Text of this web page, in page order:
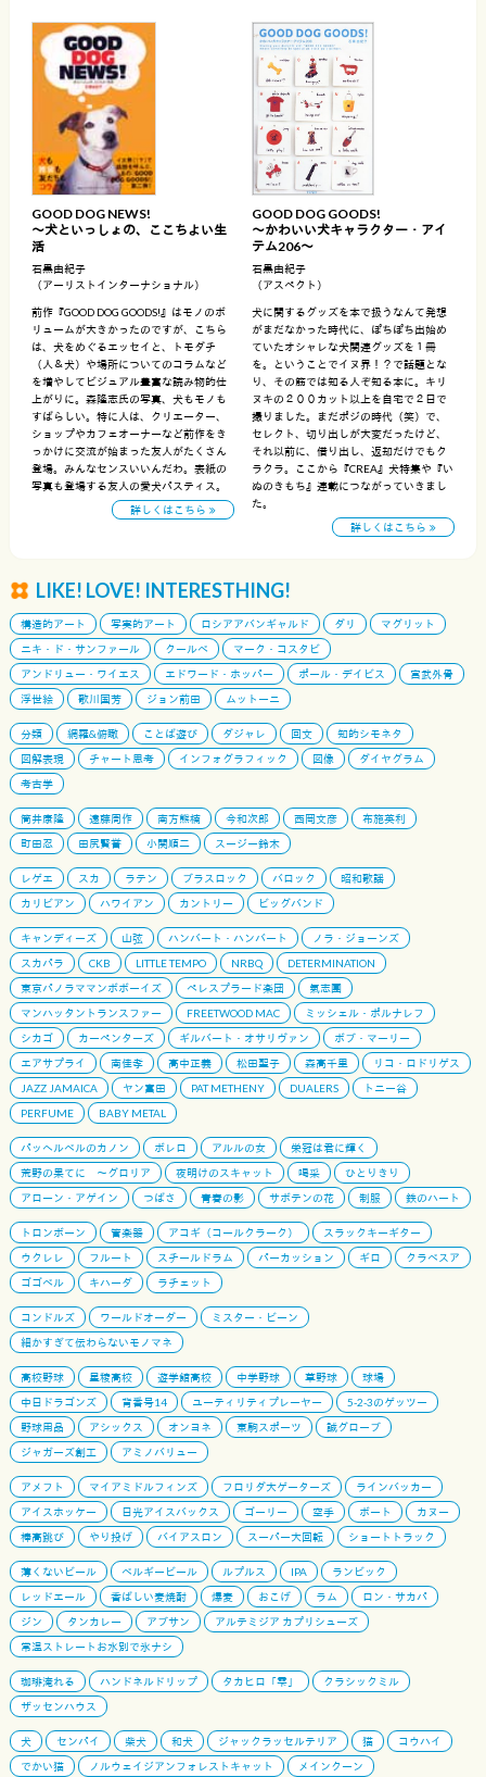
GOOD DOG NEWS!
〜犬といっしょの、ここちよい生
活
石黒由紀子
（アーリストインターナショナル）
前作『GOOD DOG GOODS!』はモノのボ
リュームが大きかったのですが、こちら
は、犬をめぐるエッセイと、トモダチ
（人＆犬）や場所についてのコラムなど
を増やしてビジュアル豊富な読み物的仕
上がりに。森隆志氏の写真、犬もモノも
すばらしい。特に人は、クリエーター、
ショップやカフェオーナーなど前作をき
っかけに交流が始まった友人がたくさん
登場。みんなセンスいいんだわ。表紙の
写真も登場する友人の愛犬パスティス。
詳しくはこちら
GOOD DOG GOODS!
〜かわいい犬キャラクター・アイ
テム206〜
石黒由紀子
（アスペクト）
犬に関するグッズを本で扱うなんて発想
がまだなかった時代に、ぽちぽち出始め
ていたオシャレな犬関連グッズを１冊
を。ということでイヌ界！？で話題とな
り、その筋では知る人ぞ知る本に。キリ
ヌキの２００カット以上を自宅で２日で
撮りました。まだポジの時代（笑）で、
セレクト、切り出しが大変だったけど、
それ以前に、借り出し、返却だけでもク
ラクラ。ここから『CREA』犬特集や『い
ぬのきもち』連載につながっていきまし
た。
詳しくはこちら
LIKE! LOVE! INTERESTHING!
構造的アート 写実的アート ロシアアバンギャルド ダリ
マグリット
ニキ・ド・サンファール
クールベ
マーク・コスタビ
アンドリュー・ワイエス
エドワード・ホッパー ポール・デイビス
宮武外骨
浮世絵
歌川国芳 ジョン前田 ムットーニ
分類 網羅&俯瞰 ことば遊び ダジャレ 回文
知的シモネタ
図解表現
チャート思考 インフォグラフィック 図像
ダイヤグラム
考古学
筒井康隆 遠藤周作 南方熊楠 今和次郎 西岡文彦
布施英利
町田忍
田尻賢誉 小関順二 スージー鈴木
レゲエ スカ ラテン ブラスロック バロック
昭和歌謡
カリビアン
ハワイアン カントリー ビッグバンド
キャンディーズ 山弦 ハンバート・ハンバート
ノラ・ジョーンズ
スカパラ
CKB LITTLE TEMPO NRBQ
DETERMINATION
東京パノラママンボボーイズ
ペレスプラード楽団
氣志團
マンハッタントランスファー
FREETWOOD MAC
ミッシェル・ポルナレフ
シカゴ
カーペンターズ ギルバート・オサリヴァン
ボブ・マーリー
エアサプライ
南佳孝 高中正義 松田聖子 森高千里
リコ・ロドリゲス
JAZZ JAMAICA
ヤン富田 PAT METHENY DUALERS
トニー谷
PERFUME
BABY METAL
パッヘルベルのカノン ボレロ アルルの女
栄冠は君に輝く
荒野の果てに 〜グロリア
夜明けのスキャット 喝采
ひとりきり
アローン・アゲイン
つばさ 青春の影 サボテンの花 制服 鉄のハート
トロンボーン 管楽器 アコギ（コールクラーク）
スラックキーギター
ウクレレ
フルート スチールドラム パーカッション ギロ
クラベスア
ゴゴベル
キハーダ ラチェット
コンドルズ ワールドオーダー
ミスター・ビーン
細かすぎて伝わらないモノマネ
高校野球 星稜高校 遊学館高校 中学野球 草野球
球場
中日ドラゴンズ
背番号14 ユーティリティプレーヤー
5-2-3のゲッツー
野球用品
アシックス オンヨネ 東駒スポーツ
誠グローブ
ジャガーズ創工
アミノバリュー
アメフト マイアミドルフィンズ フロリダ大ゲーターズ
ラインバッカー
アイスホッケー
日光アイスバックス ゴーリー 空手 ボート
カヌー
棒高跳び
やり投げ バイアスロン スーパー大回転 ショートトラック
薄くないビール ベルギービール ルプルス IPA
ランビック
レッドエール
香ばしい麦焼酎 爆麦 おこげ ラム
ロン・サカパ
ジン
タンカレー アブサン
アルテミジア カプリシューズ
常温ストレートお水別で氷ナシ
珈琲淹れる ハンドネルドリップ タカヒロ「雫」
クラシックミル
ザッセンハウス
犬 センパイ 柴犬 和犬 ジャックラッセルテリア 猫
コウハイ
でかい猫
ノルウェイジアンフォレストキャット メインクーン